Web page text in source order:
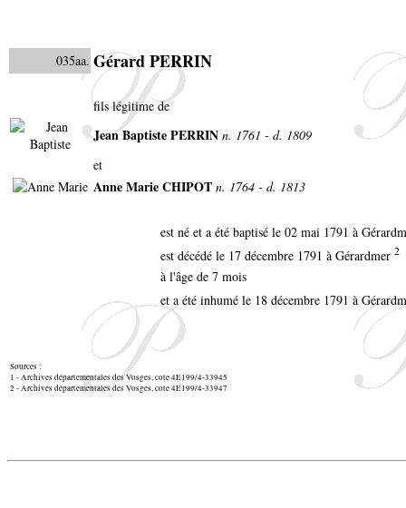
035aa. Gérard PERRIN
fils légitime de
Jean Baptiste PERRIN n. 1761 - d. 1809
et
Anne Marie CHIPOT n. 1764 - d. 1813
est né et a été baptisé le 02 mai 1791 à
est décédé le 17 décembre 1791 à Gérardmer 2
à l'âge de 7 mois
et a été inhumé le 18 décembre 1791 à
Sources :
1 - Archives départementales des Vosges, cote 4E199/4-33945
2 - Archives départementales des Vosges, cote 4E199/4-33947